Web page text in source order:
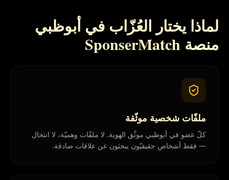
لماذا يختار العُزّاب في أبوظبي
منصة SponserMatch
ملفّات شخصية موثّقة
كلّ عضو في أبوظبي موثّق الهوية. لا ملفّات وهميّة، لا انتحال
— فقط أشخاص حقيقيّون يبحثون عن علاقات صادقة.